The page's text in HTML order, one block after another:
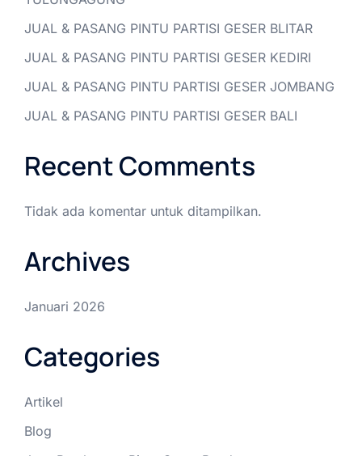
JUAL & PASANG PINTU PARTISI GESER BLITAR
JUAL & PASANG PINTU PARTISI GESER KEDIRI
JUAL & PASANG PINTU PARTISI GESER JOMBANG
JUAL & PASANG PINTU PARTISI GESER BALI
Recent Comments
Tidak ada komentar untuk ditampilkan.
Archives
Januari 2026
Categories
Artikel
Blog